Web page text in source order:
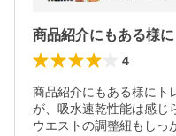
4
商品紹介にもある様にト
が、吸水速乾性能は感じ
ウエストの調整紐もしっ